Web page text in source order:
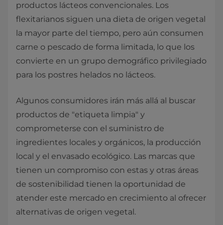
productos lácteos convencionales. Los
flexitarianos siguen una dieta de origen vegetal
la mayor parte del tiempo, pero aún consumen
carne o pescado de forma limitada, lo que los
convierte en un grupo demográfico privilegiado
para los postres helados no lácteos.
Algunos consumidores irán más allá al buscar
productos de "etiqueta limpia" y
comprometerse con el suministro de
ingredientes locales y orgánicos, la producción
local y el envasado ecológico. Las marcas que
tienen un compromiso con estas y otras áreas
de sostenibilidad tienen la oportunidad de
atender este mercado en crecimiento al ofrecer
alternativas de origen vegetal.